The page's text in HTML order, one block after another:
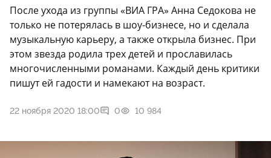
После ухода из группы «ВИА ГРА» Анна Седокова не
только не потерялась в шоу-бизнесе, но и сделала
музыкальную карьеру, а также открыла бизнес. При
этом звезда родила трех детей и прославилась
многочисленными романами. Каждый день критики
пишут ей гадости и намекают на возраст.
22 ноября 2020 18:00 0 10 984